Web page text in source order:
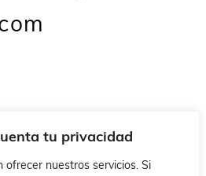
tu privacidad
ofrecer nuestros servicios. Si